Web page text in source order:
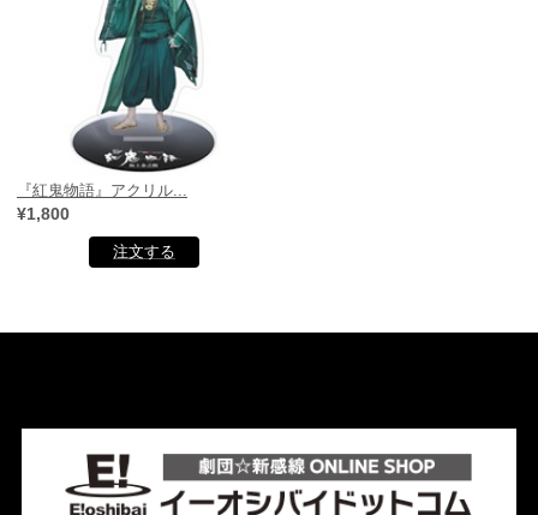
『紅鬼物語』アクリル...
¥1,800